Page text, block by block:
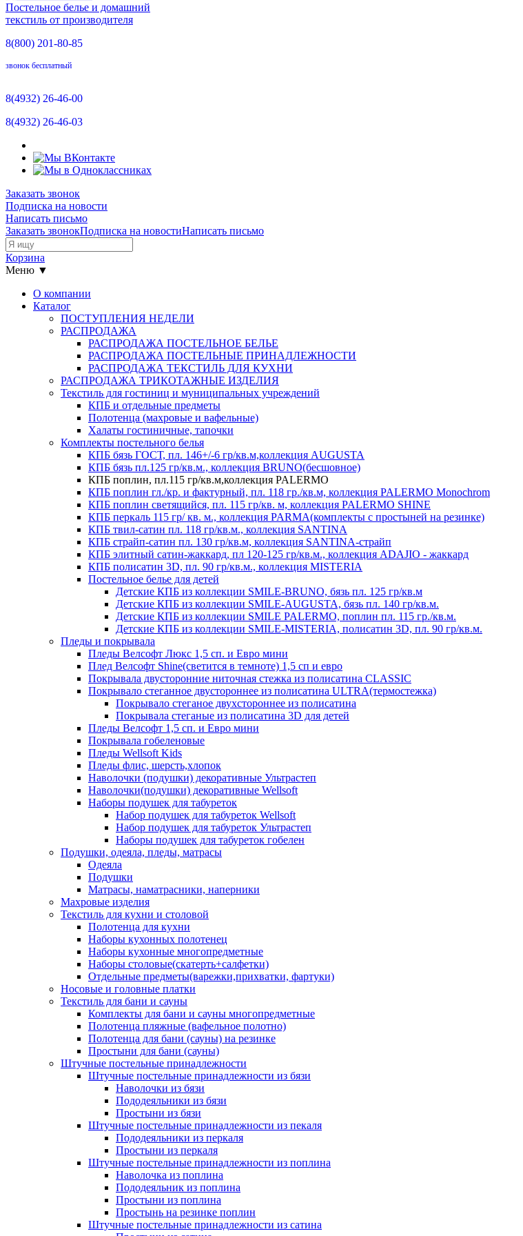
Постельное белье и домашний
текстиль от производителя
8(800) 201-80-85
звонок бесплатный
8(4932) 26-46-00
8(4932) 26-46-03
Заказать звонок
Подписка на новости
Написать письмо
Заказать звонокПодписка на новостиНаписать письмо
Корзина
Меню ▼
О компании
Каталог
ПОСТУПЛЕНИЯ НЕДЕЛИ
РАСПРОДАЖА
РАСПРОДАЖА ПОСТЕЛЬНОЕ БЕЛЬЕ
РАСПРОДАЖА ПОСТЕЛЬНЫЕ ПРИНАДЛЕЖНОСТИ
РАСПРОДАЖА ТЕКСТИЛЬ ДЛЯ КУХНИ
РАСПРОДАЖА ТРИКОТАЖНЫЕ ИЗДЕЛИЯ
Текстиль для гостиниц и муниципальных учреждений
КПБ и отдельные предметы
Полотенца (махровые и вафельные)
Халаты гостиничные, тапочки
Комплекты постельного белья
КПБ бязь ГОСТ, пл. 146+/-6 гр/кв.м,коллекция AUGUSTA
КПБ бязь пл.125 гр/кв.м., коллекция BRUNO(бесшовное)
КПБ поплин, пл.115 гр/кв.м,коллекция PALERMO
КПБ поплин гл./кр. и фактурный, пл. 118 гр./кв.м, коллекция PALERMO Monochrom
КПБ поплин светящийся, пл. 115 гр/кв. м, коллекция PALERMO SHINE
КПБ перкаль 115 гр/ кв. м., коллекция PARMA(комплекты с простыней на резинке)
КПБ твил-сатин пл. 118 гр/кв.м., коллекция SANTINA
КПБ страйп-сатин пл. 130 гр/кв.м, коллекция SANTINA-страйп
КПБ элитный сатин-жаккард, пл 120-125 гр/кв.м., коллекция ADAJIO - жаккард
КПБ полисатин 3D, пл. 90 гр/кв.м., коллекция MISTERIA
Постельное белье для детей
Детские КПБ из коллекции SMILE-BRUNO, бязь пл. 125 гр/кв.м
Детские КПБ из коллекции SMILE-AUGUSTA, бязь пл. 140 гр/кв.м.
Детские КПБ из коллекции SMILE PALERMO, поплин пл. 115 гр./кв.м.
Детские КПБ из коллекции SMILE-MISTERIA, полисатин 3D, пл. 90 гр/кв.м.
Пледы и покрывала
Пледы Велсофт Люкс 1,5 сп. и Евро мини
Плед Велсофт Shine(светится в темноте) 1,5 сп и евро
Покрывала двусторонние ниточная стежка из полисатина CLASSIC
Покрывало стеганное двустороннее из полисатина ULTRA(термостежка)
Покрывало стеганое двухстороннее из полисатина
Покрывала стеганые из полисатина 3D для детей
Пледы Велсофт 1,5 сп. и Евро мини
Покрывала гобеленовые
Пледы Wellsoft Kids
Пледы флис, шерсть,хлопок
Наволочки (подушки) декоративные Ультрастеп
Наволочки(подушки) декоративные Wellsoft
Наборы подушек для табуреток
Набор подушек для табуреток Wellsoft
Набор подушек для табуреток Ультрастеп
Наборы подушек для табуреток гобелен
Подушки, одеяла, пледы, матрасы
Одеяла
Подушки
Матрасы, наматрасники, наперники
Махровые изделия
Текстиль для кухни и столовой
Полотенца для кухни
Наборы кухонных полотенец
Наборы кухонные многопредметные
Наборы столовые(скатерть+салфетки)
Отдельные предметы(варежки,прихватки, фартуки)
Носовые и головные платки
Текстиль для бани и сауны
Комплекты для бани и сауны многопредметные
Полотенца пляжные (вафельное полотно)
Полотенца для бани (сауны) на резинке
Простыни для бани (сауны)
Штучные постельные принадлежности
Штучные постельные принадлежности из бязи
Наволочки из бязи
Пододеяльники из бязи
Простыни из бязи
Штучные постельные принадлежности из пекаля
Пододеяльники из перкаля
Простыни из перкаля
Штучные постельные принадлежности из поплина
Наволочка из поплина
Пододеяльник из поплина
Простыни из поплина
Простынь на резинке поплин
Штучные постельные принадлежности из сатина